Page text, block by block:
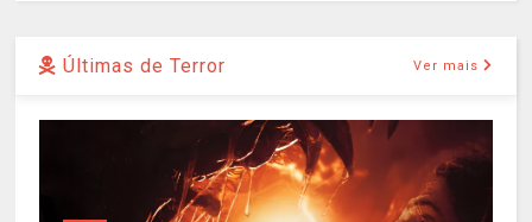
Últimas de Terror Ver mais